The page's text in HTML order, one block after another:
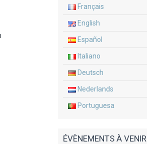
Français
English
Español
Italiano
Deutsch
Nederlands
Portuguesa
ÉVÈNEMENTS À VENIR